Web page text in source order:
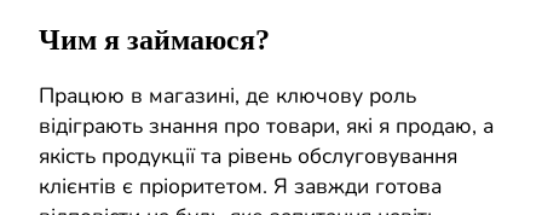
Чим я займаюся?
Працюю в магазині, де ключову роль
відіграють знання про товари, які я продаю, а
якість продукції та рівень обслуговування
клієнтів є пріоритетом. Я завжди готова